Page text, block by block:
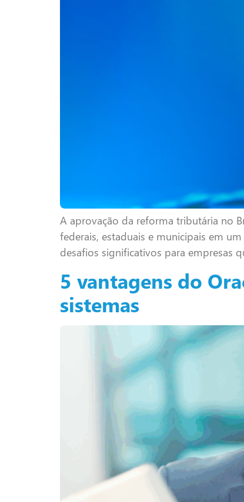
A aprovação da reforma tributária no
federais, estaduais e municipais em
desafios significativos para empresas
5 vantagens do
sistemas